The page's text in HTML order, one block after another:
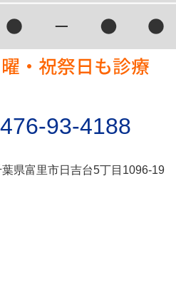
93-4188
県富里市日吉台5丁目1096-19